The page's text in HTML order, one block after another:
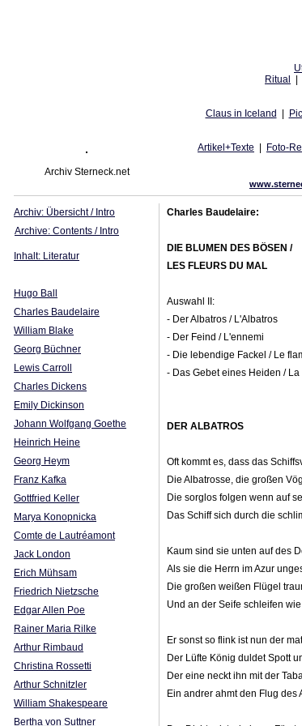
Ritual
Claus in Iceland
Artikel+Texte
Foto-
Archiv Sterneck.net
Archiv: Übersicht / Intro
Archive: Contents / Intro
Inhalt: Literatur
Hugo Ball
Charles Baudelaire
William Blake
Georg Büchner
Lewis Carroll
Charles Dickens
Emily Dickinson
Johann Wolfgang Goethe
Heinrich Heine
Georg Heym
Franz Kafka
Gottfried Keller
Marya Konopnicka
Comte de Lautréamont
Jack London
Erich Mühsam
Friedrich Nietzsche
Edgar Allen Poe
Rainer Maria Rilke
Arthur Rimbaud
Christina Rossetti
Arthur Schnitzler
William Shakespeare
Bertha von Suttner
Charles Baudelaire:
DIE BLUMEN DES BÖSEN /
LES FLEURS DU MAL
Auswahl II:
- Der Albatros / L'Albatros
- Der Feind / L'ennemi
- Die lebendige Fackel / Le
- Das Gebet eines Heiden /
DER ALBATROS
Oft kommt es, dass das
Die Albatrosse, die großen
Die sorglos folgen wenn auf
Das Schiff sich durch die
Kaum sind sie unten auf des
Als sie die Herrn im Azur
Die großen weißen Flügel
Und an der Seife schleifen
Er sonst so flink ist nun der
Der Lüfte König duldet Spott
Der eine neckt ihn mit der
Ein andrer ahmt den Flug des